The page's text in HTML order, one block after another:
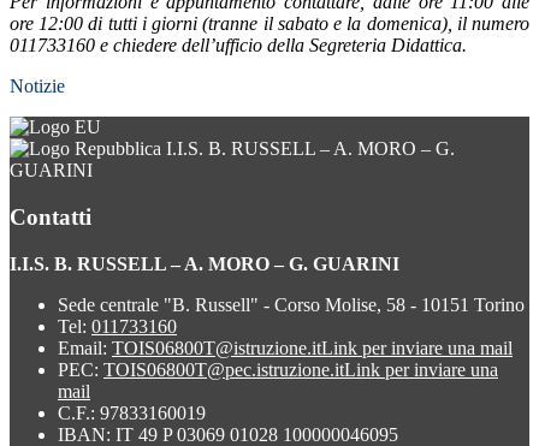
ore 12:00 di tutti i giorni (tranne il sabato e la domenica), il numero
011733160 e chiedere dell’ufficio della Segreteria Didattica.
Notizie
I.I.S. B. RUSSELL – A. MORO – G.
GUARINI
Contatti
I.I.S. B. RUSSELL – A. MORO – G. GUARINI
Sede centrale "B. Russell" - Corso Molise, 58 - 10151 Torino
Tel: 011733160
Email: TOIS06800T@istruzione.itLink per inviare una mail
PEC: TOIS06800T@pec.istruzione.itLink per inviare una
mail
C.F.: 97833160019
IBAN: IT 49 P 03069 01028 100000046095